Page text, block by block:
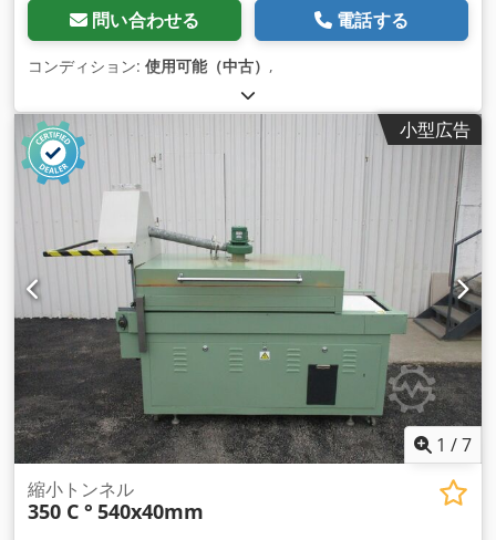
問い合わせる 電話する
コンディション: 使用可能（中古） ,
小型広告
1 /7
縮小トンネル
350 C ° 540x40mm